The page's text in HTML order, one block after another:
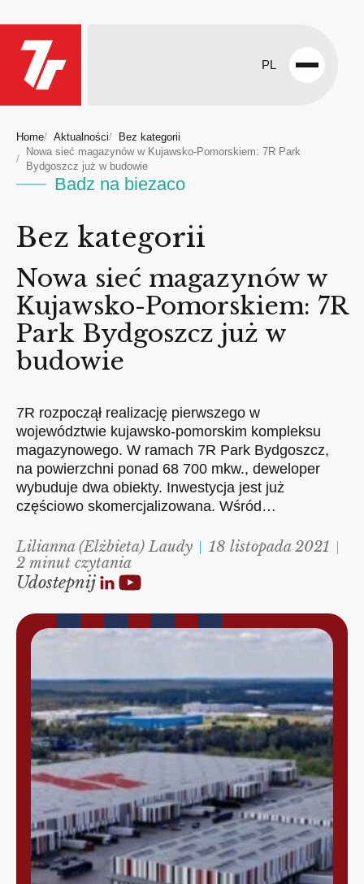
PL
Open
Home Aktualności
Bez kategorii
Nowa sieć magazynów w Kujawsko-Pomorskiem: 7R Park
Bydgoszcz już w budowie
Badz na biezaco
Bez kategorii
Nowa sieć magazynów w
Kujawsko-Pomorskiem: 7R
Park Bydgoszcz już w
budowie
7R rozpoczął realizację pierwszego w
województwie kujawsko-pomorskim kompleksu
magazynowego. W ramach 7R Park Bydgoszcz,
na powierzchni ponad 68 700 mkw., deweloper
wybuduje dwa obiekty. Inwestycja jest już
częściowo skomercjalizowana. Wśród…
Lilianna (Elżbieta) Laudy
18 listopada 2021
2 minut czytania
Udostepnij